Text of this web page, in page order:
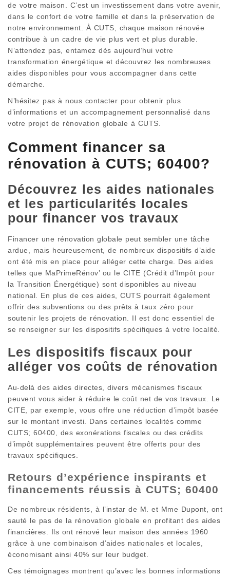
de votre maison. C’est un investissement dans votre avenir,
dans le confort de votre famille et dans la préservation de
notre environnement. À CUTS, chaque maison rénovée
contribue à un cadre de vie plus vert et plus durable.
N’attendez pas, entamez dès aujourd’hui votre
transformation énergétique et découvrez les nombreuses
aides disponibles pour vous accompagner dans cette
démarche.
N’hésitez pas à nous contacter pour obtenir plus
d’informations et un accompagnement personnalisé dans
votre projet de rénovation globale à CUTS.
Comment financer sa
rénovation à CUTS; 60400?
Découvrez les aides nationales
et les particularités locales
pour financer vos travaux
Financer une rénovation globale peut sembler une tâche
ardue, mais heureusement, de nombreux dispositifs d’aide
ont été mis en place pour alléger cette charge. Des aides
telles que MaPrimeRénov’ ou le CITE (Crédit d’Impôt pour
la Transition Énergétique) sont disponibles au niveau
national. En plus de ces aides, CUTS pourrait également
offrir des subventions ou des prêts à taux zéro pour
soutenir les projets de rénovation. Il est donc essentiel de
se renseigner sur les dispositifs spécifiques à votre localité.
Les dispositifs fiscaux pour
alléger vos coûts de rénovation
Au-delà des aides directes, divers mécanismes fiscaux
peuvent vous aider à réduire le coût net de vos travaux. Le
CITE, par exemple, vous offre une réduction d’impôt basée
sur le montant investi. Dans certaines localités comme
CUTS; 60400, des exonérations fiscales ou des crédits
d’impôt supplémentaires peuvent être offerts pour des
travaux spécifiques.
Retours d’expérience inspirants et
financements réussis à CUTS; 60400
De nombreux résidents, à l’instar de M. et Mme Dupont, ont
sauté le pas de la rénovation globale en profitant des aides
financières. Ils ont rénové leur maison des années 1960
grâce à une combinaison d’aides nationales et locales,
économisant ainsi 40% sur leur budget.
Ces témoignages montrent qu’avec les bonnes informations